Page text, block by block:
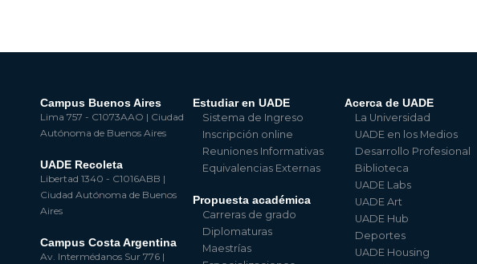
Campus Buenos Aires
Lima 757 - C1073AAO | Ciudad
Autónoma de Buenos Aires
UADE Recoleta
Libertad 1340 - C1016ABB |
Ciudad Autónoma de Buenos
Aires
Campus Costa Argentina
Av. Intermédanos Sur 776 |
Estudiar en UADE
Sistema de Ingreso
Inscripción online
Reuniones Informativas
Equivalencias Externas
Propuesta académica
Carreras de grado
Diplomaturas
Maestrías
Acerca de UADE
La Universidad
UADE en los Medios
Desarrollo Profesional
Biblioteca
UADE Labs
UADE Art
UADE Hub
Deportes
UADE Housing